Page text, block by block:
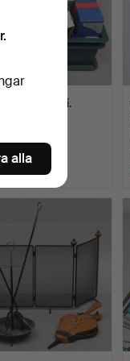
SKRUV, parti.
alla